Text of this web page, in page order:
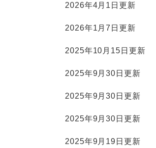
2026年4月1日更新
2026年1月7日更新
2025年10月15日更新
2025年9月30日更新
2025年9月30日更新
2025年9月30日更新
2025年9月19日更新